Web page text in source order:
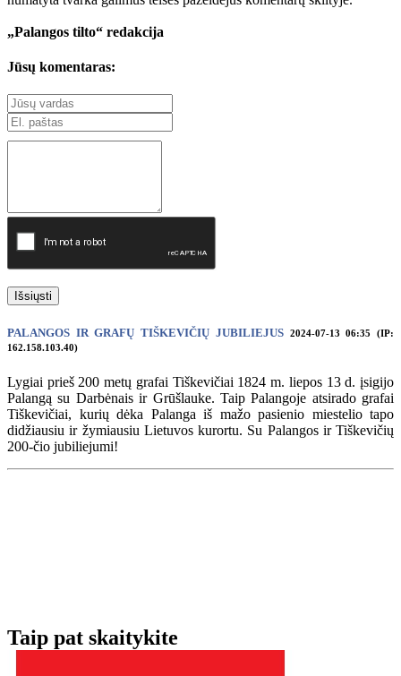
„Palangos tilto“ redakcija
Jūsų komentaras:
Išsiųsti
PALANGOS IR GRAFŲ TIŠKEVIČIŲ JUBILIEJUS 2024-07-13 06:35 (IP:
162.158.103.40)
Lygiai prieš 200 metų grafai Tiškevičiai 1824 m. liepos 13 d. įsigijo
Palangą su Darbėnais ir Grūšlauke. Taip Palangoje atsirado grafai
Tiškevičiai, kurių dėka Palanga iš mažo pasienio miestelio tapo
didžiausiu ir žymiausiu Lietuvos kurortu. Su Palangos ir Tiškevičių
200-čio jubiliejumi!
Taip pat skaitykite